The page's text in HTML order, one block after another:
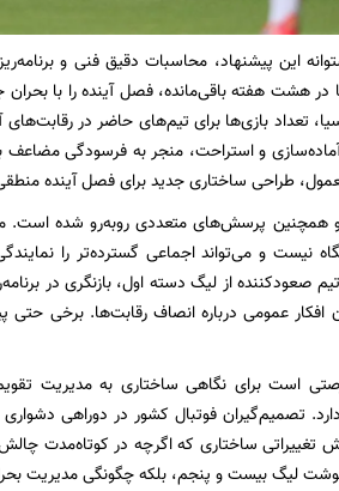
این پیشنهاد، محاسبات دقیق فنی و
در هشت هفته باقی‌مانده، فصل آینده را با
آماده‌سازی و استراحت، منجر به فرسودگی
طراحی ساختاری جدید برای فصل آینده
و همچنین پرسش‌های متعددی رو‌به‌رو شده است.
نیست و می‌تواند اجماعی گسترده‌تر را
صعودکننده از لیگ دسته اول، بازنگری در
افکار عمومی درباره انصاف رقابت‌ها. برخی حتی
است برای نگاهی ساختاری به مدیریت
تصمیم‌گیران فوتبال کشور در دوراهی دشواری
تغییراتی ساختاری که اگرچه در کوتاه‌مدت
لیگ بیست و پنجم، بلکه چگونگی مدیریت